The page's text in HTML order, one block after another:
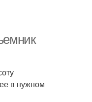
в нужном